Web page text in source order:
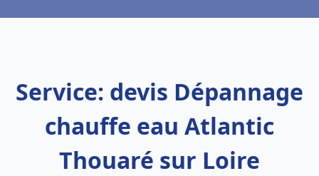
Service: devis Dépannage
chauffe eau Atlantic
Thouaré sur Loire